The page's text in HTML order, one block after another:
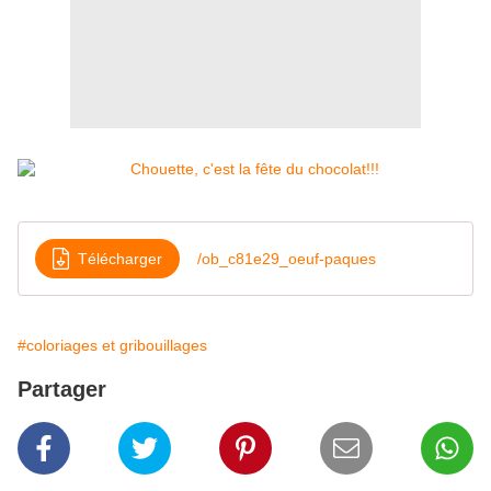
Télécharger /ob_c81e29_oeuf-paques
#coloriages et gribouillages
Partager